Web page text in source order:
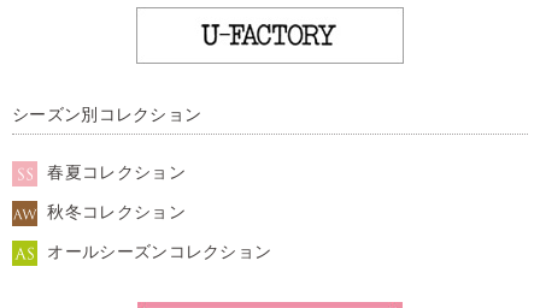
シーズン別コレクション
春夏コレクション
秋冬コレクション
オールシーズンコレクション